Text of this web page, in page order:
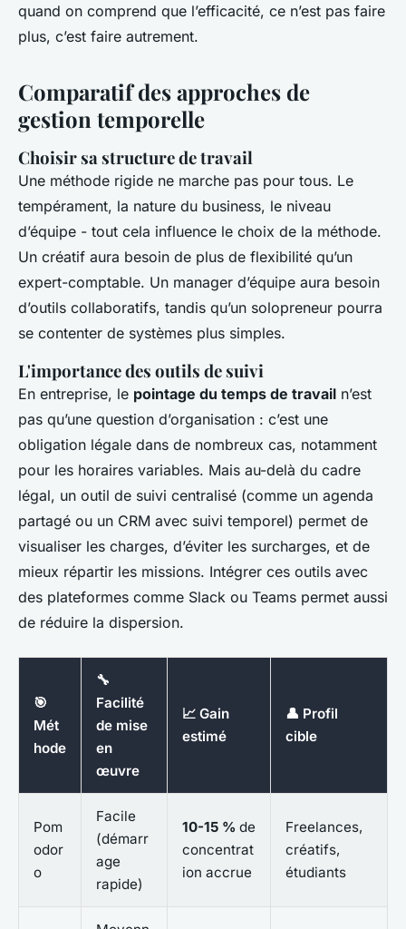
quand on comprend que l’efficacité, ce n’est pas faire
plus, c’est faire autrement.
Comparatif des approches de
gestion temporelle
Choisir sa structure de travail
Une méthode rigide ne marche pas pour tous. Le
tempérament, la nature du business, le niveau
d’équipe - tout cela influence le choix de la méthode.
Un créatif aura besoin de plus de flexibilité qu’un
expert-comptable. Un manager d’équipe aura besoin
d’outils collaboratifs, tandis qu’un solopreneur pourra
se contenter de systèmes plus simples.
L'importance des outils de suivi
En entreprise, le pointage du temps de travail n’est
pas qu’une question d’organisation : c’est une
obligation légale dans de nombreux cas, notamment
pour les horaires variables. Mais au-delà du cadre
légal, un outil de suivi centralisé (comme un agenda
partagé ou un CRM avec suivi temporel) permet de
visualiser les charges, d’éviter les surcharges, et de
mieux répartir les missions. Intégrer ces outils avec
des plateformes comme Slack ou Teams permet aussi
de réduire la dispersion.
🎯
Mét
hode
🔧
Facilité
de mise
en
œuvre
📈 Gain
estimé
👤 Profil
cible
Pom
odor
o
Facile
(démarr
age
rapide)
10-15 % de
concentrat
ion accrue
Freelances,
créatifs,
étudiants